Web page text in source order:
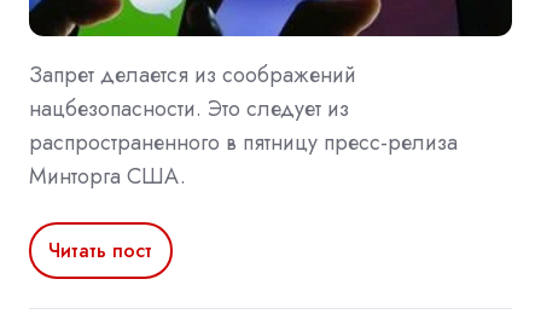
Запрет делается из соображений
нацбезопасности. Это следует из
распространенного в пятницу пресс-релиза
Минторга США.
Читать пост